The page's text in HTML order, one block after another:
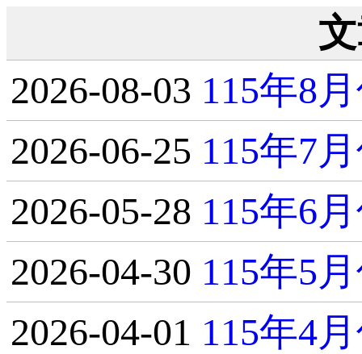
2026-08-03 115年8
2026-06-25 115年7
2026-05-28 115年6
2026-04-30 115年5
2026-04-01 115年4